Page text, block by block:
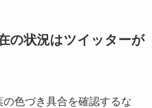
の状況はツイッターが
色づき具合を確認するな